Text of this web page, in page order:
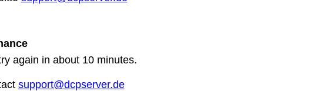
again in about 10 minutes.
support@dcpserver.de